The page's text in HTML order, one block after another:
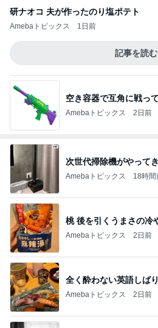
研ナオコ 夫が作ったのり塩ポテト
Amebaトピックス 1日前
記事を読む
空き容器で互角に戦っ
Amebaトピックス 2日前
次世代掃除機がやって
Amebaトピックス 18時間
桃 後を引くうまさの冷
Amebaトピックス 2日前
全く酔わない英語しば
Amebaトピックス 2日前